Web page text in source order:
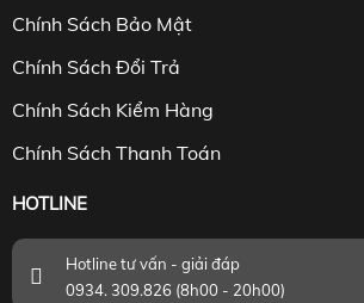
Chính Sách Bảo Mật
Chính Sách Đổi Trả
Chính Sách Kiểm Hàng
Chính Sách Thanh Toán
HOTLINE
Hotline tư vấn - giải đáp
0934. 309.826 (8h00 - 20h00)